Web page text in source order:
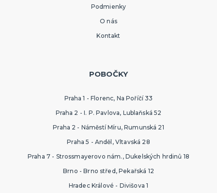
Podmienky
O nás
Kontakt
POBOČKY
Praha 1 - Florenc, Na Poříčí 33
Praha 2 - I. P. Pavlova, Lublaňská 52
Praha 2 - Náměstí Míru, Rumunská 21
Praha 5 - Anděl, Vltavská 28
Praha 7 - Strossmayerovo nám., Dukelských hrdinů 18
Brno - Brno střed, Pekařská 12
Hradec Králové - Divišova 1